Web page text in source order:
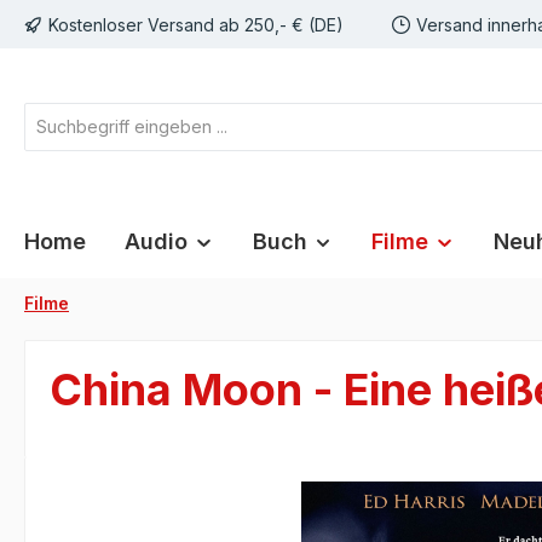
Zur Hauptnavigation springen
Kostenloser Versand ab 250,- € (DE) Versand
Home Audio Buch Filme
Filme
China Moon - Eine